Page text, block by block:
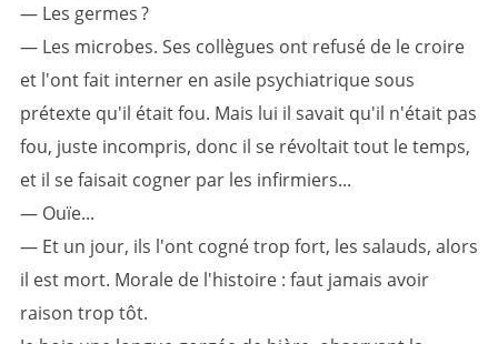
— Les germes ?
— Les microbes. Ses collègues ont refusé de le croire
et l'ont fait interner en asile psychiatrique sous
prétexte qu'il était fou. Mais lui il savait qu'il n'était pas
fou, juste incompris, donc il se révoltait tout le temps,
et il se faisait cogner par les infirmiers...
— Ouïe...
— Et un jour, ils l'ont cogné trop fort, les salauds, alors
il est mort. Morale de l'histoire : faut jamais avoir
raison trop tôt.